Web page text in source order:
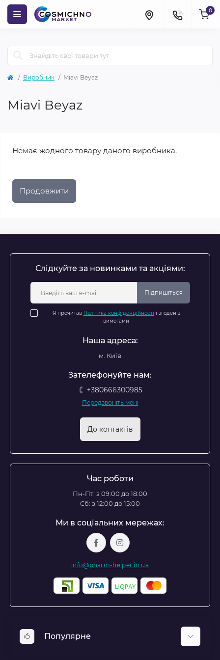
0
Виробник Miavi Beyaz
Miavi Beyaz
Немає жодного товару даного виробника.
Продовжити
Слідкуйте за новинками та акціями:
Підпишіться
Я прочитав Політика конфіденційності і згоден з
вимогами
Наша адреса:
м. Київ
Зателефонуйте нам:
+380666300985
Передзвоніть мені
До контактів
Час роботи
Пн-Пт: з 09:00 до 18:00
Сб: з 12:00 до 15:00
Ми в соціальних мережах:
info@pharm-helper.in.ua
Популярне